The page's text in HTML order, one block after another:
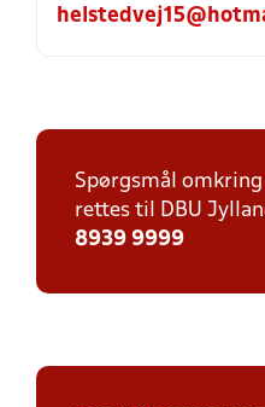
Spørgsmål
rettes til DBU
8939 9999